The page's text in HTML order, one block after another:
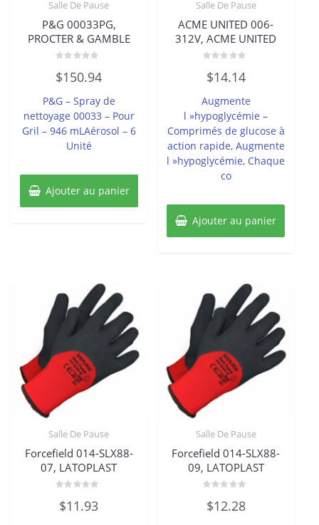
Salle De Pause
P&G 00033PG,
PROCTER & GAMBLE
0
sur
$150.94
P&G – Spray de
nettoyage 00033 – Pour
Gril – 946 mLAérosol – 6
Unité
Ajouter au panier
Salle De Pause
ACME UNITED 006-
312V, ACME UNITED
0
sur
$14.14
Augmente
l »hypoglycémie –
Comprimés de glucose à
action rapide, Augmente
l »hypoglycémie, Chaque
co
Ajouter au panier
Salle De Pause
Forcefield 014-SLX88-
07, LATOPLAST
0
sur
$11.93
Salle De Pause
Forcefield 014-SLX88-
09, LATOPLAST
0
sur
$12.28